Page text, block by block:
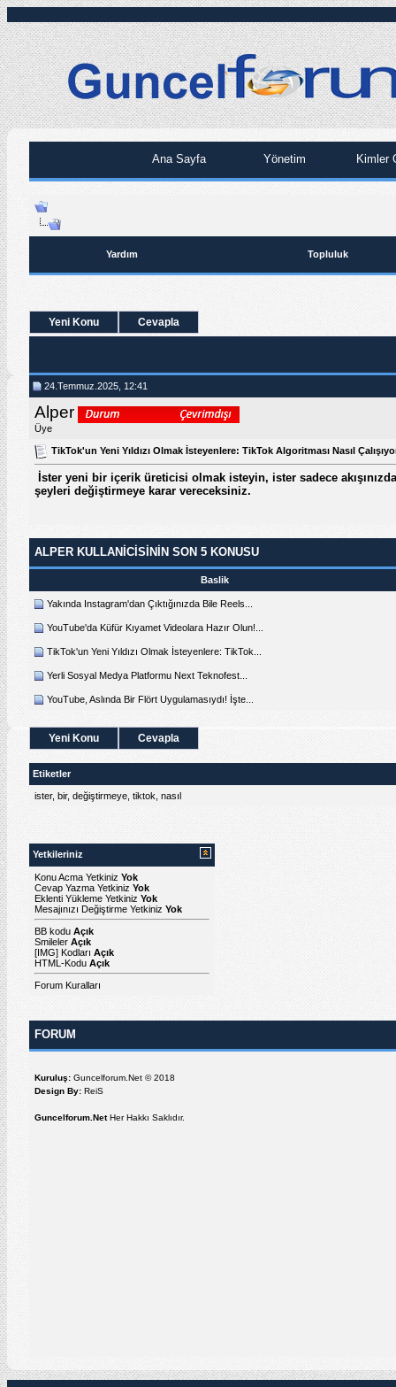
Ana Sayfa Yönetim Kimler
Yardım Topluluk
Yeni Konu Cevapla
24.Temmuz.2025, 12:41
Alper
Üye
TikTok'un Yeni Yıldızı Olmak İsteyenlere: TikTok Algoritması Nasıl
İster yeni bir içerik üreticisi olmak isteyin, ister sadece
şeyleri değiştirmeye karar vereceksiniz.
ALPER KULLANICISININ SON 5 KONUSU
Baslik
Yakında Instagram'dan Çıktığınızda Bile Reels...
YouTube'da Küfür Kıyamet Videolara Hazır Olun!...
TikTok'un Yeni Yıldızı Olmak İsteyenlere: TikTok...
Yerli Sosyal Medya Platformu Next Teknofest...
YouTube, Aslında Bir Flört Uygulamasıydı! İşte...
Yeni Konu Cevapla
Etiketler
ister, bir, değiştirmeye tiktok nasıl
Yetkileriniz
Konu Acma Yetkiniz Yok
Cevap Yazma Yetkiniz Yok
Eklenti Yükleme Yetkiniz Yok
Mesajınızı Değiştirme Yetkiniz Yok
BB kodu Açık
Smileler Açık
[IMG] Kodları Açık
HTML-Kodu Açık
Forum Kuralları
FORUM
Kuruluş: Guncelforum.Net © 2018
Design By: ReiS
Guncelforum.NetHer Hakkı Saklıdır.